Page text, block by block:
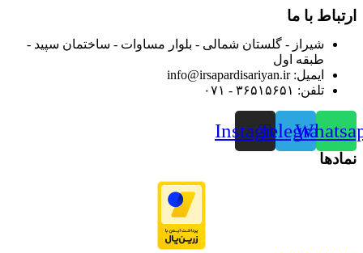
ارتباط با ما
شیراز - گلستان شمالی - بلوار مساوات - ساختمان سپید -
طبقه اول
ایمیل: info@irsapardisariyan.ir
تلفن: ۳۶۵۱۵۶۵۱ - ۰۷۱
Telegram
Instagram
نمادها